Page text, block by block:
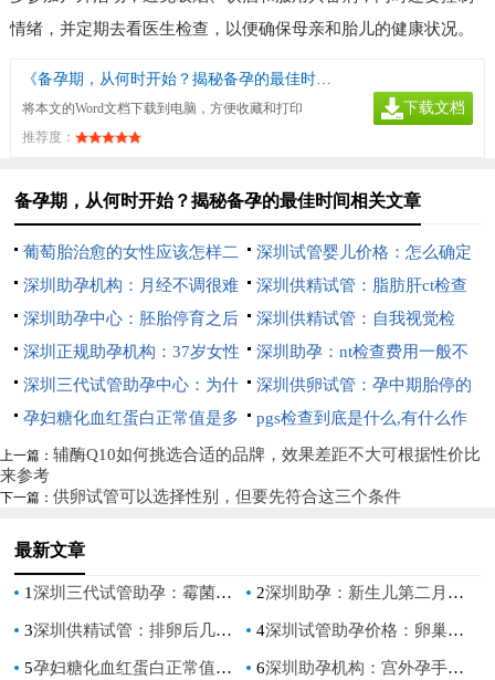
情绪，并定期去看医生检查，以便确保母亲和胎儿的健康状况。
《备孕期，从何时开始？揭秘备孕的最佳时间》
将本文的Word文档下载到电脑，方便收藏和打印
推荐度：
下载文档
备孕期，从何时开始？揭秘备孕的最佳时间相关文章
葡萄胎治愈的女性应该怎样二
次备孕？
深圳试管婴儿价格：怎么确定
是不是输卵管堵塞，这几个检查
方法你知道吗？
深圳助孕机构：月经不调很难
怀孕吗,告诉你不孕的真实现象
深圳供精试管：脂肪肝ct检查
的作用和目的，ct检查的这些好
处你要知道
深圳助孕中心：胚胎停育之后
这些检查项目必须要做，找出问
题才能对症治疗
深圳供精试管：自我视觉检
查，让你及时发现视力问题
深圳正规助孕机构：37岁女性
卵泡数量标准值，这个范围才算
正常
深圳助孕：nt检查费用一般不
到三百，不同医院收费有差异
深圳三代试管助孕中心：为什
么不想做HPV和TCT检查- 3个原
因揭秘
深圳供卵试管：孕中期胎停的
原因有哪些，胎停多半和这三点
有关
孕妇糖化血红蛋白正常值是多
少,孕期糖化血红蛋白的意义
pgs检查到底是什么,有什么作
用
上一篇： 辅酶Q10如何挑选合适的品牌，效果差距不大可根据性价比
来参考
下一篇： 供卵试管可以选择性别，但要先符合这三个条件
最新文章
1深圳三代试管助孕：霉菌性阴道炎引起的原因有很多，文章科普如何避免 2深圳助孕：新生儿第二月如何喂养？科学护理指导
3深圳供精试管：排卵后几小时同房最好？排卵期间同房需注意这几点 4深圳试管助孕价格：卵巢囊肿跟多囊卵巢区别有多大，看看你都知道吗？
5孕妇糖化血红蛋白正常值是多少,孕期糖化血红蛋白的意义 6深圳助孕机构：宫外孕手术后别急着要孩子，否则容易出现问题